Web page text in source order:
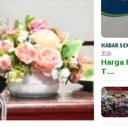
HABAR
2026
Harga
T…